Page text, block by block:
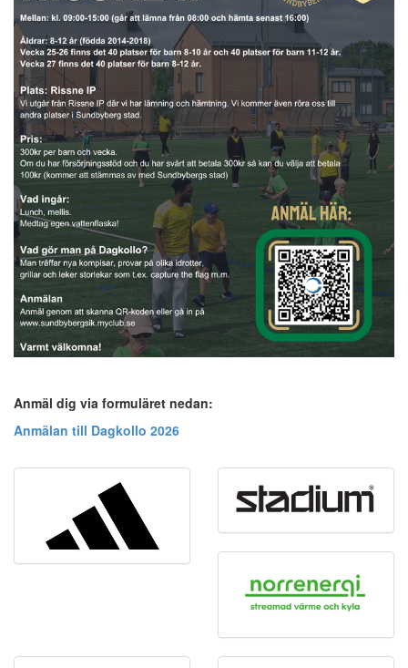
Anmäl dig via formuläret nedan:
Anmälan till Dagkollo 2026